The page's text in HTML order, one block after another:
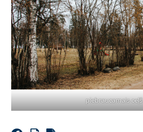
piebraucamais ceļš